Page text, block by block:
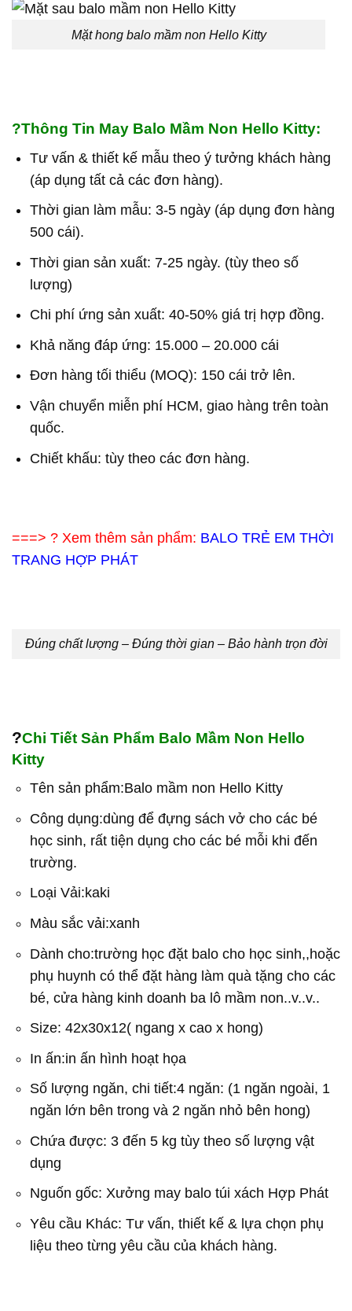
Mặt hong balo mầm non Hello Kitty
?Thông Tin May Balo Mầm Non Hello Kitty:
Tư vấn & thiết kế mẫu theo ý tưởng khách hàng
(áp dụng tất cả các đơn hàng).
Thời gian làm mẫu: 3-5 ngày (áp dụng đơn hàng
500 cái).
Thời gian sản xuất: 7-25 ngày. (tùy theo số
lượng)
Chi phí ứng sản xuất: 40-50% giá trị hợp đồng.
Khả năng đáp ứng: 15.000 – 20.000 cái
Đơn hàng tối thiểu (MOQ): 150 cái trở lên.
Vận chuyển miễn phí HCM, giao hàng trên toàn
quốc.
Chiết khấu: tùy theo các đơn hàng.
===> ? Xem thêm sản phẩm: BALO TRẺ EM THỜI
TRANG HỢP PHÁT
Đúng chất lượng – Đúng thời gian – Bảo hành trọn đời
?Chi Tiết Sản Phẩm Balo Mầm Non Hello
Kitty
Tên sản phẩm:Balo mầm non Hello Kitty
Công dụng:dùng để đựng sách vở cho các bé
học sinh, rất tiện dụng cho các bé mỗi khi đến
trường.
Loại Vải:kaki
Màu sắc vải:xanh
Dành cho:trường học đặt balo cho học sinh,,hoặc
phụ huynh có thể đặt hàng làm quà tặng cho các
bé, cửa hàng kinh doanh ba lô mầm non..v..v..
Size: 42x30x12( ngang x cao x hong)
In ấn:in ấn hình hoạt họa
Số lượng ngăn, chi tiết:4 ngăn: (1 ngăn ngoài, 1
ngăn lớn bên trong và 2 ngăn nhỏ bên hong)
Chứa được: 3 đến 5 kg tùy theo số lượng vật
dụng
Nguốn gốc: Xưởng may balo túi xách Hợp Phát
Yêu cầu Khác: Tư vấn, thiết kế & lựa chọn phụ
liệu theo từng yêu cầu của khách hàng.